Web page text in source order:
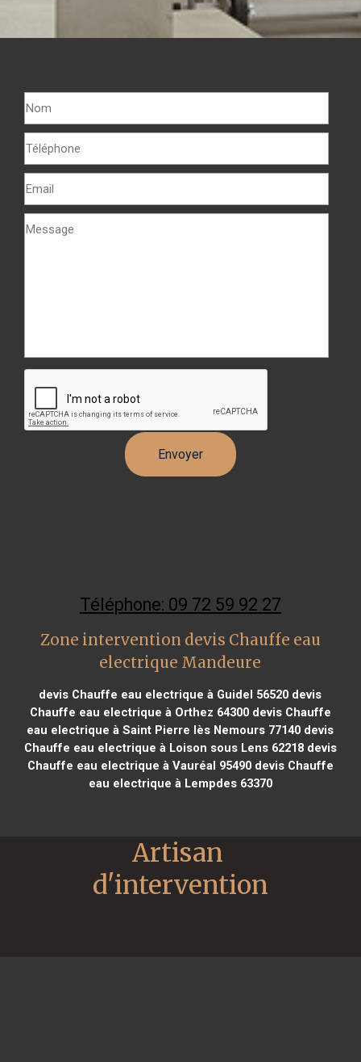
Téléphone: 09 72 59 92 27
Zone intervention devis Chauffe eau
electrique Mandeure
devis Chauffe eau electrique à Guidel 56520 devis
Chauffe eau electrique à Orthez 64300devis Chauffe
eau electrique à Saint Pierre lès Nemours 77140 devis
Chauffe eau electrique à Loison sous Lens 62218devis
Chauffe eau electrique à Vauréal 95490devis Chauffe
eau electrique à Lempdes 63370
Artisan
d'intervention